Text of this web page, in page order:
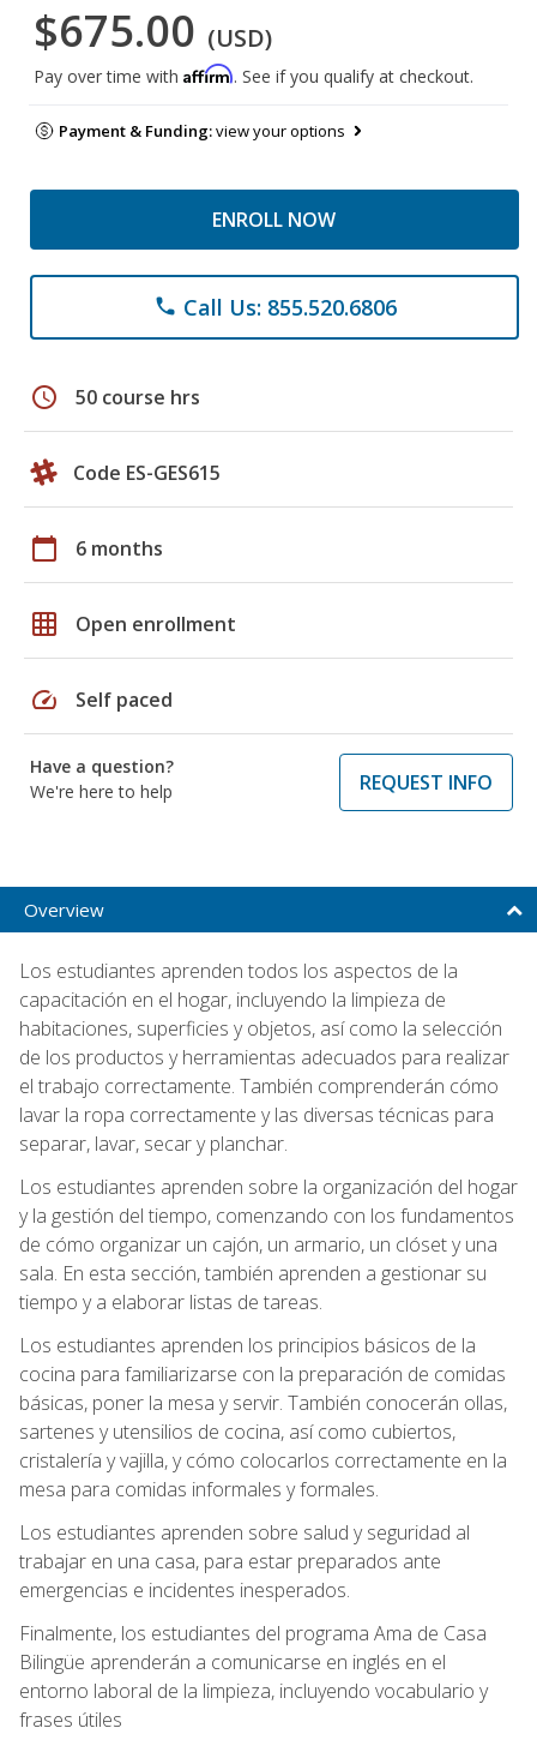
$675.00 (USD)
Pay over time with Affirm. See if you qualify at checkout.
Payment & Funding:view your options
ENROLL NOW
phone Call Us: 855.520.6806
schedule 50 course hrs
Code ES-GES615
calendar_today 6 months
grid_on Open enrollment
speed Self paced
Have a question?
We're here to help
REQUEST INFO
Overview
Los estudiantes aprenden todos los aspectos de la
capacitación en el hogar, incluyendo la limpieza de
habitaciones, superficies y objetos, así como la selección
de los productos y herramientas adecuados para realizar
el trabajo correctamente. También comprenderán cómo
lavar la ropa correctamente y las diversas técnicas para
separar, lavar, secar y planchar.
Los estudiantes aprenden sobre la organización del hogar
y la gestión del tiempo, comenzando con los fundamentos
de cómo organizar un cajón, un armario, un clóset y una
sala. En esta sección, también aprenden a gestionar su
tiempo y a elaborar listas de tareas.
Los estudiantes aprenden los principios básicos de la
cocina para familiarizarse con la preparación de comidas
básicas, poner la mesa y servir. También conocerán ollas,
sartenes y utensilios de cocina, así como cubiertos,
cristalería y vajilla, y cómo colocarlos correctamente en la
mesa para comidas informales y formales.
Los estudiantes aprenden sobre salud y seguridad al
trabajar en una casa, para estar preparados ante
emergencias e incidentes inesperados.
Finalmente, los estudiantes del programa Ama de Casa
Bilingüe aprenderán a comunicarse en inglés en el
entorno laboral de la limpieza, incluyendo vocabulario y
frases útiles